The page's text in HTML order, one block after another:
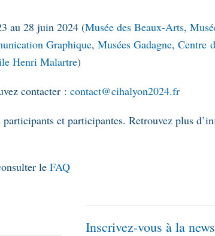
au 28 juin 2024 (Musée des Beaux-Arts,
Graphique, Musées Gadagne, Centre
Henri Malartre)
contacter : contact@cihalyon2024.fr
et participantes. Retrouvez plus
le FAQ
Inscrivez-vous à la